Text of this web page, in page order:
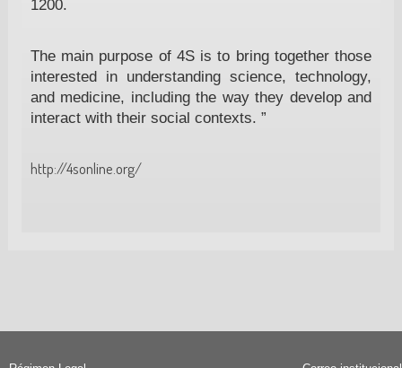
1200.
The main purpose of 4S is to bring together those
interested in understanding science, technology,
and medicine, including the way they develop and
interact with their social contexts. ”
http://4sonline.org/